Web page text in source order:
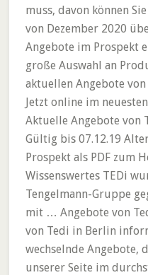
muss, davon können
von Dezember 2020
Angebote im Prospekt
große Auswahl an
aktuellen Angebote
Jetzt online im
Aktuelle Angebote von
Gültig bis 07.12.19
Prospekt als PDF zum
Wissenswertes TEDi
Tengelmann-Gruppe
mit … Angebote von
von Tedi in Berlin
wechselnde Angebote,
unserer Seite im